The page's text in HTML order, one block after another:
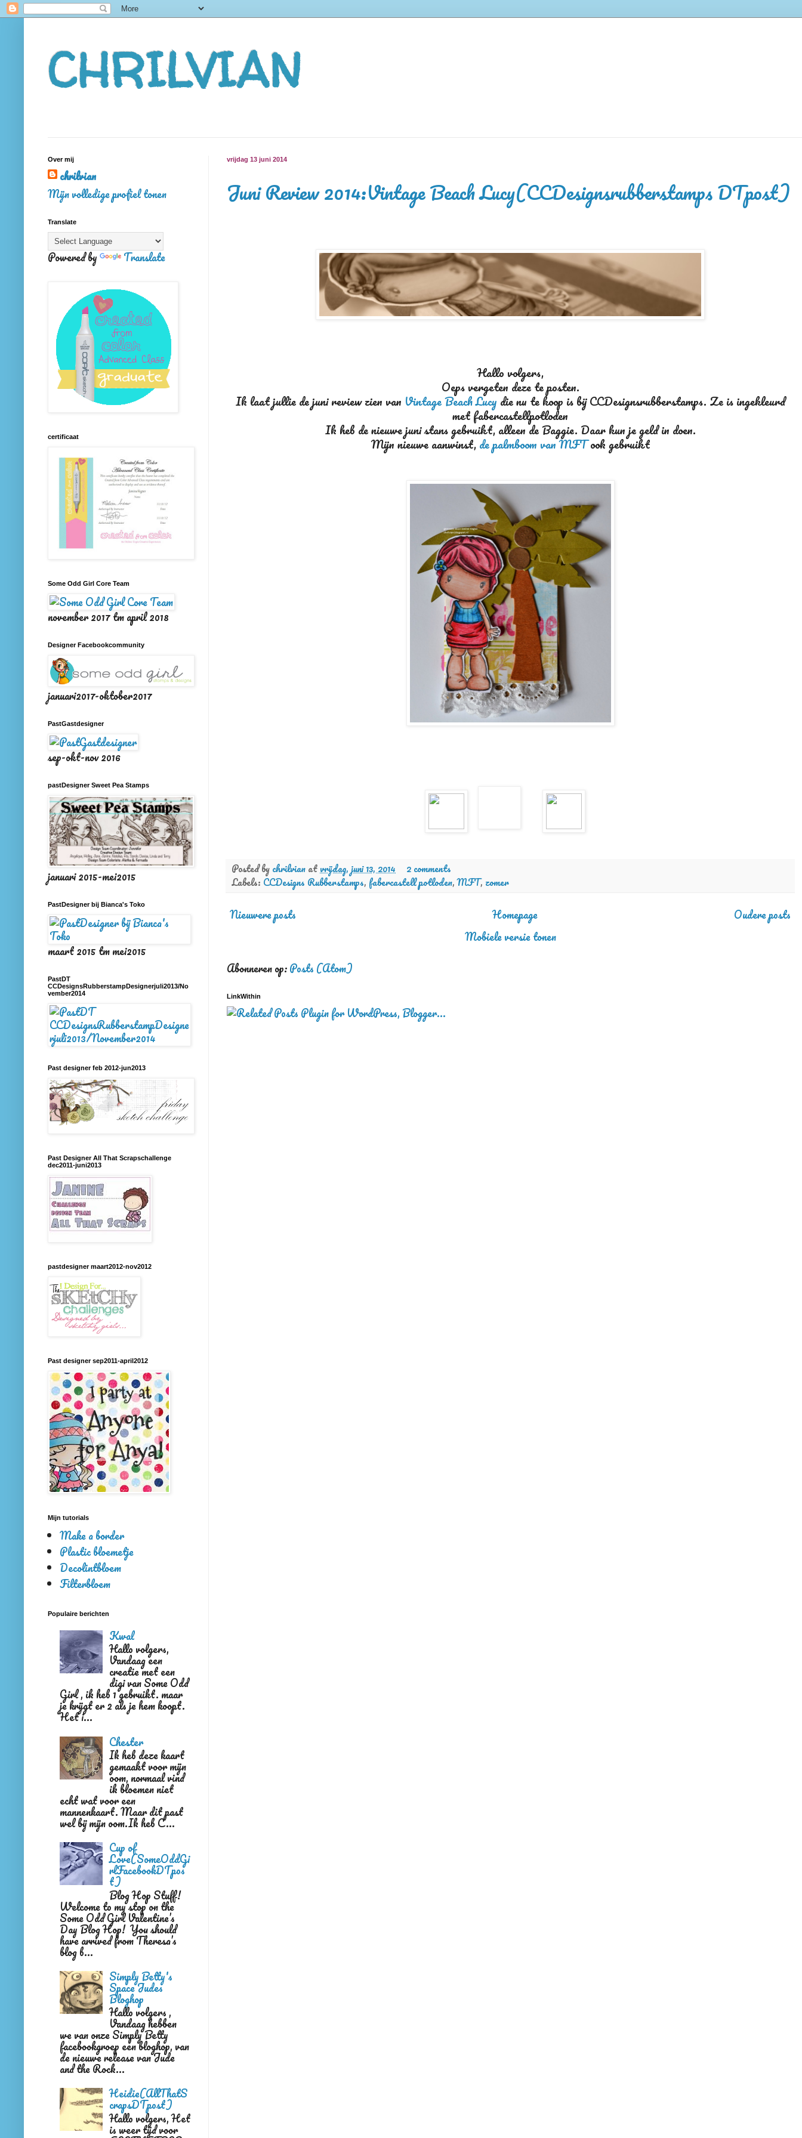
CHRILVIAN
vrijdag 13 juni 2014
Juni Review 2014:Vintage Beach Lucy(CCDesignsrubberstamps DTpost)
Hallo volgers,
Oeps vergeten deze te posten.
Ik laat jullie de juni review zien van Vintage Beach Lucy die nu te koop is bij CCDesignsrubberstamps. Ze is ingekleurd
met fabercastellpotloden
Ik heb de nieuwe juni stans gebruikt, alleen de Baggie. Daar kun je geld in doen.
Mijn nieuwe aanwinst,de palmboom van MFTook gebruikt
Posted bychrilvianatvrijdag, juni 13, 2014
2 comments
Labels: CCDesigns Rubberstamps, fabercastell potloden,MFT, zomer
Nieuwere posts Oudere posts
Homepage
Mobiele versie tonen
Abonneren op:Posts (Atom)
LinkWithin
Over mij
chrilvian
Mijn volledige profiel tonen
Translate
Powered by Translate
certificaat
Some Odd Girl Core Team
november 2017 tm april 2018
Designer Facebookcommunity
januari2017-oktober2017
PastGastdesigner
sep-okt-nov 2016
pastDesigner Sweet Pea Stamps
januari 2015-mei2015
PastDesigner bij Bianca's Toko
maart 2015 tm mei2015
PastDT
CCDesignsRubberstampDesignerjuli2013/No
vember2014
Past designer feb 2012-jun2013
Past Designer All That Scrapschallenge
dec2011-juni2013
pastdesigner maart2012-nov2012
Past designer sep2011-april2012
Mijn tutorials
Make a border
Plastic bloemetje
Decolintbloem
Filterbloem
Populaire berichten
Kwal
Hallo volgers,
Vandaag een
creatie met een
digi van Some Odd
Girl , ik heb 1 gebruikt. maar
je krijgt er 2 als je hem koopt.
Het i...
Chester
Ik heb deze kaart
gemaakt voor mijn
oom, normaal vind
ik bloemen niet
echt wat voor een
mannenkaart. Maar dit past
wel bij mijn oom.Ik heb C...
Cup of
Love(SomeOddGi
rlFacebookDTpos
t)
Blog Hop Stuff!
Welcome to my stop on the
Some Odd Girl Valentine’s
Day Blog Hop! You should
have arrived from Theresa’s
blog b...
Simply Betty's
Space Judes
Bloghop
Hallo volgers ,
Vandaag hebben
we van onze Simply Betty
facebookgroep een bloghop, van
de nieuwe release van Jude
and the Rock...
Heidie(AllThatS
crapsDTpost)
Hallo volgers, Het
is weer tijd voor